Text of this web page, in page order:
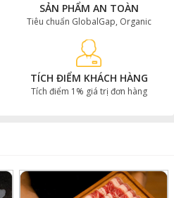
SẢN PHẨM AN TOÀN
Tiêu chuẩn GlobalGap, Organic
TÍCH ĐIỂM KHÁCH HÀNG
Tích điểm 1% giá trị đơn hàng